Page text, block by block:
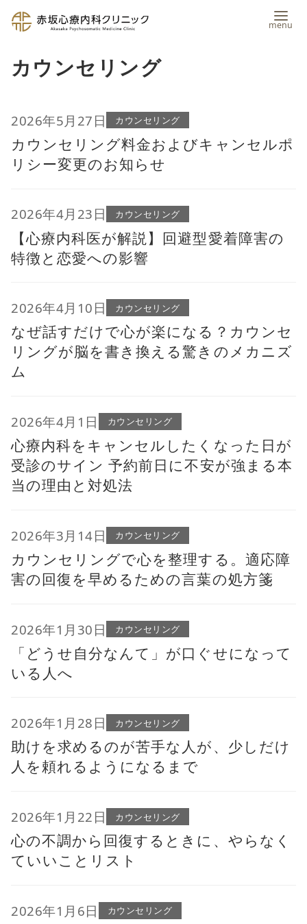
ン
ン
ツ
へ
動
カウンセリング
2026年5月27日 カウンセリング
カウンセリング料金およびキャンセルポ
リシー変更のお知らせ
2026年4月23日 カウンセリング
【心療内科医が解説】回避型愛着障害の
特徴と恋愛への影響
2026年4月10日 カウンセリング
なぜ話すだけで心が楽になる？カウンセ
リングが脳を書き換える驚きのメカニズ
ム
2026年4月1日 カウンセリング
心療内科をキャンセルしたくなった日が
受診のサイン 予約前日に不安が強まる本
当の理由と対処法
2026年3月14日 カウンセリング
カウンセリングで心を整理する。適応障
害の回復を早めるための言葉の処方箋
2026年1月30日 カウンセリング
「どうせ自分なんて」が口ぐせになって
いる人へ
2026年1月28日 カウンセリング
助けを求めるのが苦手な人が、少しだけ
人を頼れるようになるまで
2026年1月22日 カウンセリング
心の不調から回復するときに、やらなく
ていいことリスト
2026年1月6日 カウンセリング